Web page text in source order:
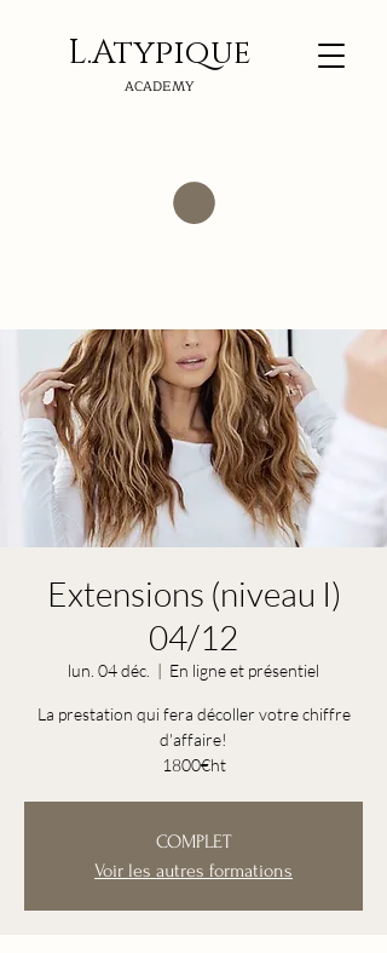
L.Atypique
ACADEMY
Extensions (niveau I)
04/12
lun. 04 déc.
  |
En ligne et présentiel
La prestation qui fera décoller votre chiffre
d'affaire!
1800€ht
COMPLET
Voir les autres formations